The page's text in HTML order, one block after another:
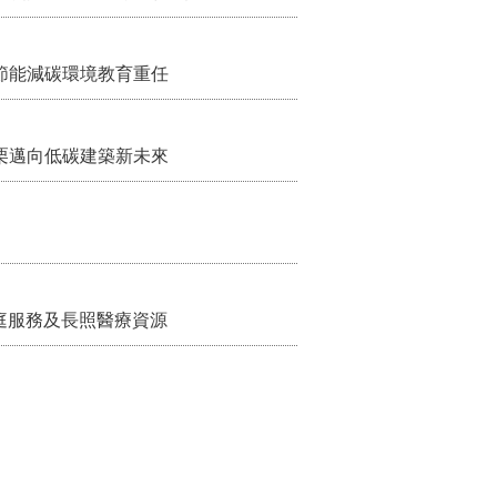
減碳環境教育重任
向低碳建築新未來
服務及長照醫療資源